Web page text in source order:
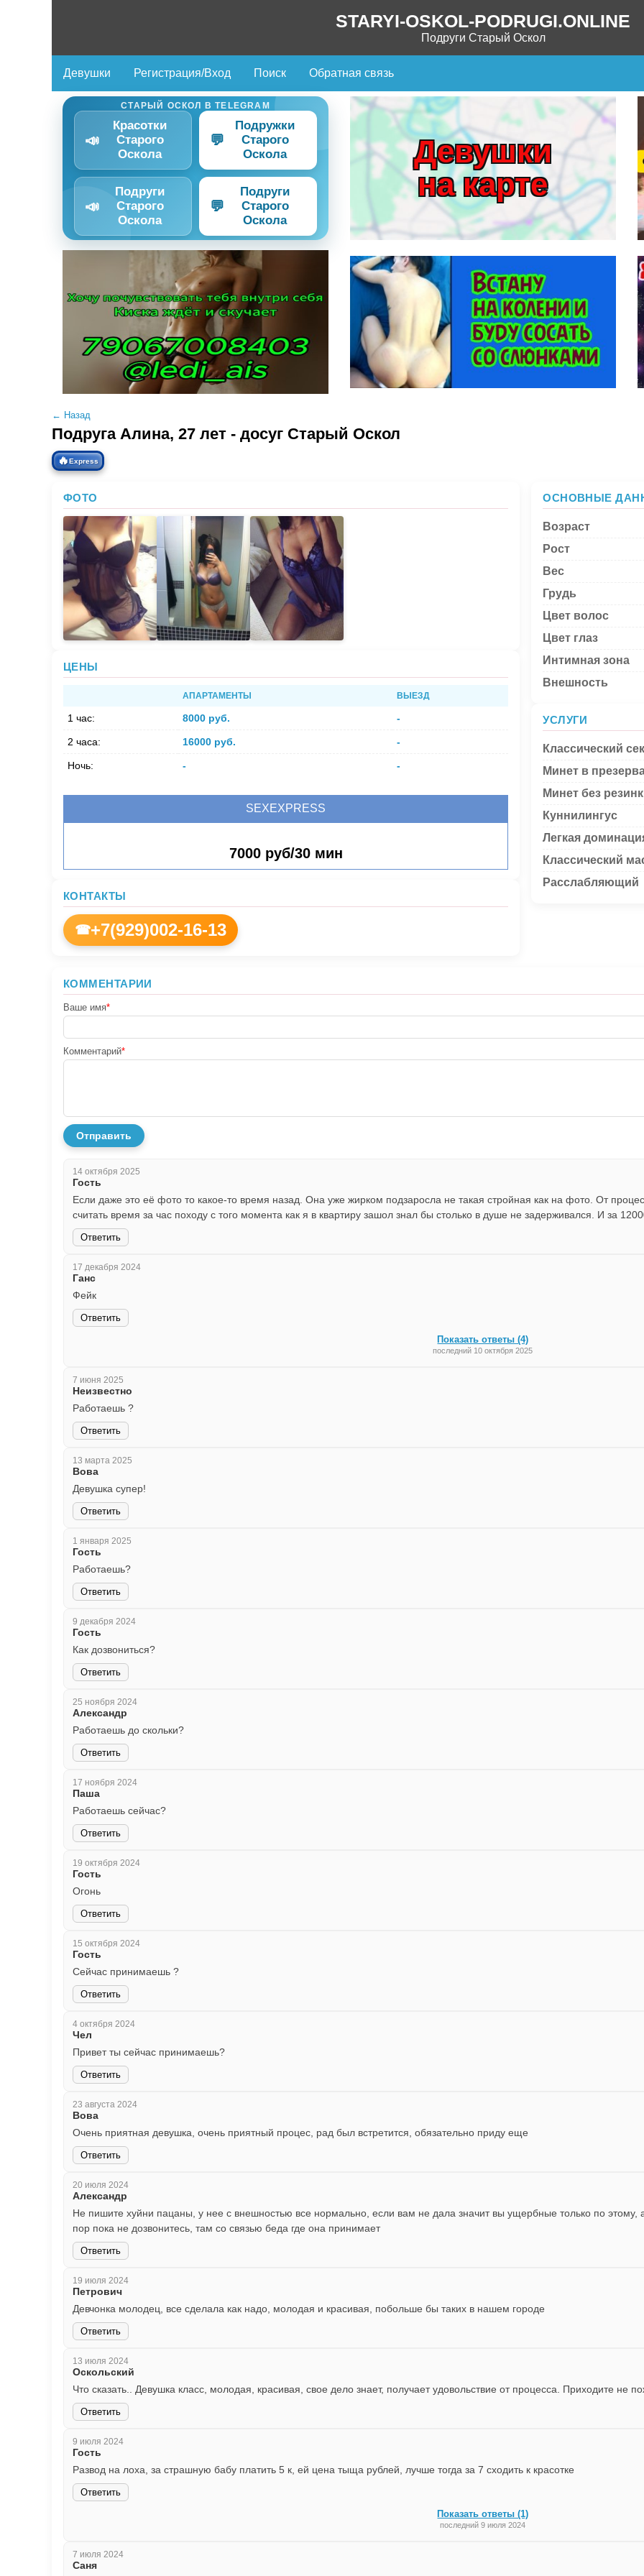
STARYI-OSKOL-PODRUGI.ONLINE
Подруги Старый Оскол
Девушки Регистрация/Вход Поиск Обратная связь
СТАРЫЙ ОСКОЛ В TELEGRAM
📣
Красотки
Старого
Оскола
💬
Подружки
Старого
Оскола
📣
Подруги
Старого
Оскола
💬
Подруги
Старого
Оскола
Девушки
на карте
← Назад
Подруга Алина, 27 лет - досуг Старый Оскол
🔥Express
ФОТО
ЦЕНЫ
АПАРТАМЕНТЫ ВЫЕЗД
1 час: 8000 руб. -
2 часа: 16000 руб. -
Ночь: - -
SEXEXPRESS
7000 руб/30 мин
КОНТАКТЫ
☎+7(929)002-16-13
ОСНОВНЫЕ
Возраст
Рост
Вес
Грудь
Цвет волос
Цвет глаз
Интимная зона
Внешность
УСЛУГИ
Классический
Минет в
Минет без
Куннилингус
Легкая
Классический
Расслабляющий
КОММЕНТАРИИ
Ваше имя*
Комментарий*
Отправить
14 октября 2025
Гость
Если даже это её фото то какое-то время назад. Она уже жирком подзаросла не такая стройная как на фото. От
считать время за час походу с того момента как я в квартиру зашол знал бы столько в душе не задерживался. И за
Ответить
17 декабря 2024
Ганс
Фейк
Ответить
Показать ответы (4)
последний 10 октября 2025
7 июня 2025
Неизвестно
Работаешь ?
Ответить
13 марта 2025
Вова
Девушка супер!
Ответить
1 января 2025
Гость
Работаешь?
Ответить
9 декабря 2024
Гость
Как дозвониться?
Ответить
25 ноября 2024
Александр
Работаешь до скольки?
Ответить
17 ноября 2024
Паша
Работаешь сейчас?
Ответить
19 октября 2024
Гость
Огонь
Ответить
15 октября 2024
Гость
Сейчас принимаешь ?
Ответить
4 октября 2024
Чел
Привет ты сейчас принимаешь?
Ответить
23 августа 2024
Вова
Очень приятная девушка, очень приятный процес, рад был встретится, обязательно приду еще
Ответить
20 июля 2024
Александр
Не пишите хуйни пацаны, у нее с внешностью все нормально, если вам не дала значит вы ущербные только по этому, а
пор пока не дозвонитесь, там со связью беда где она принимает
Ответить
19 июля 2024
Петрович
Девчонка молодец, все сделала как надо, молодая и красивая, побольше бы таких в нашем городе
Ответить
13 июля 2024
Оскольский
Что сказать.. Девушка класс, молодая, красивая, свое дело знает, получает удовольствие от процесса. Приходите не
Ответить
9 июля 2024
Гость
Развод на лоха, за страшную бабу платить 5 к, ей цена тыща рублей, лучше тогда за 7 сходить к красотке
Ответить
Показать ответы (1)
последний 9 июля 2024
7 июля 2024
Саня